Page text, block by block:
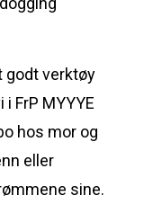
godt verktøy
FrP MYYYE
hos mor og
eller
sine.